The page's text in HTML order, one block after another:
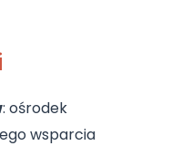
: ośrodek
wsparcia